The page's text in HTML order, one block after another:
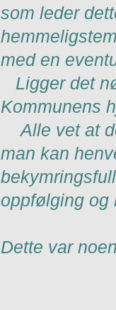
som leder
med en
Ligger det
Kommunens
Alle vet at
man kan
oppfølging og
Dette var